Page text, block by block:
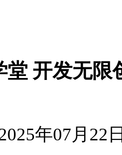
堂 开发无限
年07月22